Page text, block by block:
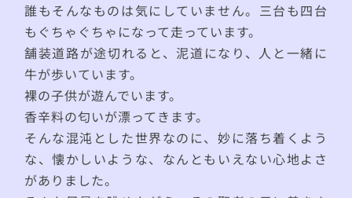
誰もそんなものは気にしていません。三台も四台
もぐちゃぐちゃになって走っています。
舗装道路が途切れると、泥道になり、人と一緒に
牛が歩いています。
裸の子供が遊んでいます。
香辛料の匂いが漂ってきます。
そんな混沌とした世界なのに、妙に落ち着くよう
な、懐かしいような、なんともいえない心地よさ
がありました。